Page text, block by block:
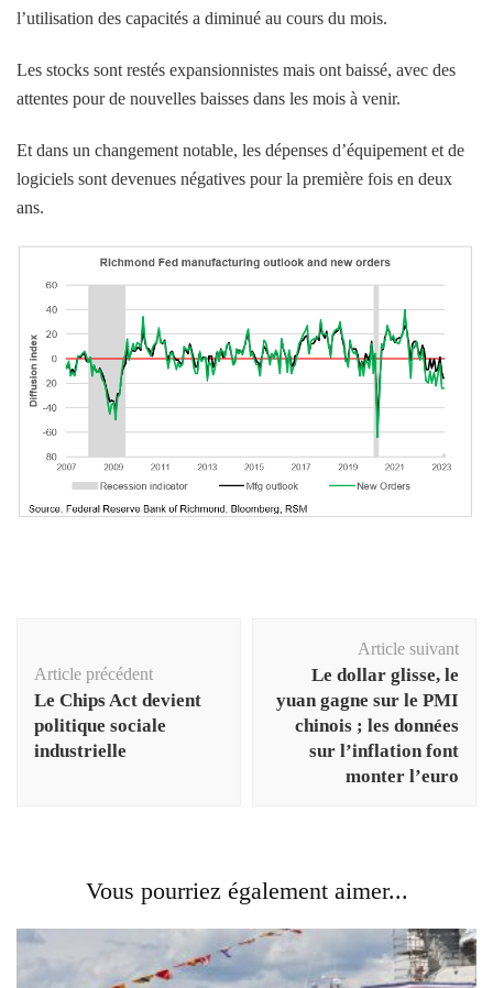
l’utilisation des capacités a diminué au cours du mois.
Les stocks sont restés expansionnistes mais ont baissé, avec des
attentes pour de nouvelles baisses dans les mois à venir.
Et dans un changement notable, les dépenses d’équipement et de
logiciels sont devenues négatives pour la première fois en deux
ans.
d'article
Article précédent
Le Chips Act devient
politique sociale
industrielle
Article suivant
Le dollar glisse, le
yuan gagne sur le PMI
chinois ; les données
sur l’inflation font
monter l’euro
Vous pourriez également aimer...